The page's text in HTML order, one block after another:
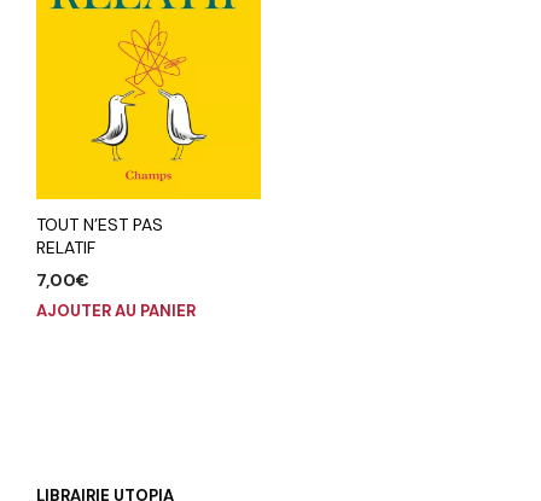
TOUT N’EST PAS
RELATIF
7,00€
AJOUTER AU PANIER
LIBRAIRIE UTOPIA